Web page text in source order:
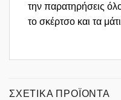
την παρατηρήσεις
το σκέρτσο και τα
ΣΧΕΤΙΚΆ ΠΡΟΪΌΝΤΑ